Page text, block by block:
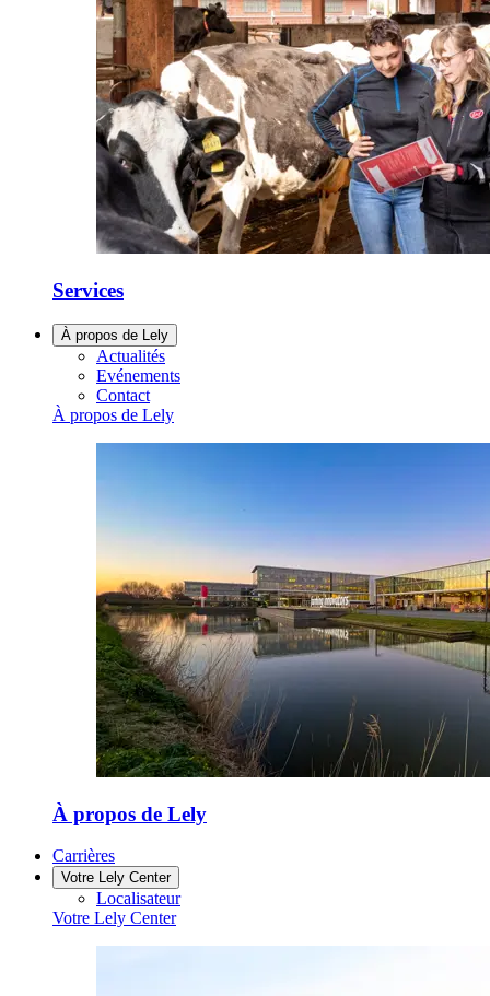
Services
À propos de Lely
Actualités
Evénements
Contact
À propos de Lely
À propos de Lely
Carrières
Votre Lely Center
Localisateur
Votre Lely Center